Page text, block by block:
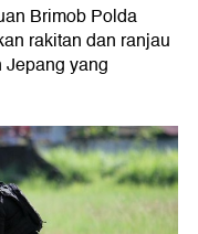
Brimob Polda
rakitan dan ranjau
yang